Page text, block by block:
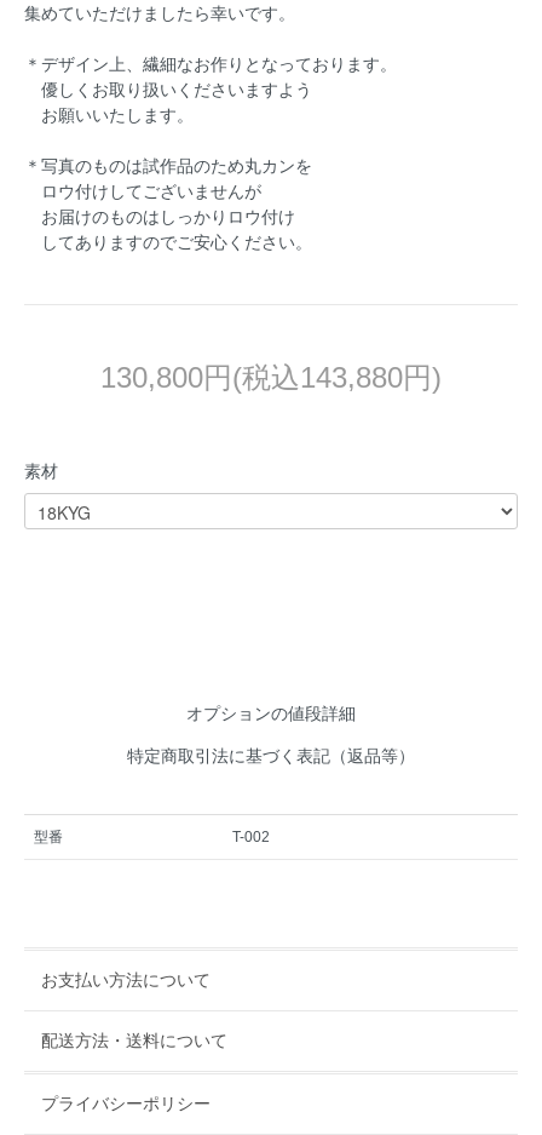
集めていただけましたら幸いです。
＊デザイン上、繊細なお作りとなっております。
優しくお取り扱いくださいますよう
お願いいたします。
＊写真のものは試作品のため丸カンを
ロウ付けしてございませんが
お届けのものはしっかりロウ付け
してありますのでご安心ください。
130,800円(税込143,880円)
素材
オプションの値段詳細
特定商取引法に基づく表記（返品等）
型番 T-002
お支払い方法について
配送方法・送料について
プライバシーポリシー